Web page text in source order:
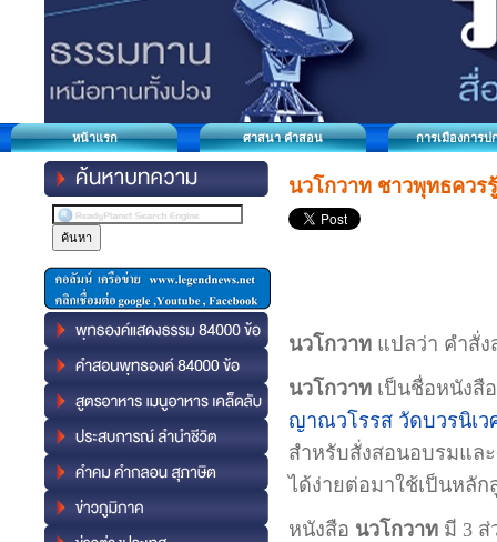
หน้าแรก ศาสนา คำสอน การเมืองการป
นวโกวาท ชาวพุทธควรรู้
นวโกวาท แปลว่า คำสั่
นวโกวาท เป็นชื่อหนังสื
ญาณวโรรส วัดบวรนิเว
สำหรับสั่งสอนอบรมแล
ได้ง่ายต่อมาใช้เป็นหลัก
หนังสือ นวโกวาท มี 3